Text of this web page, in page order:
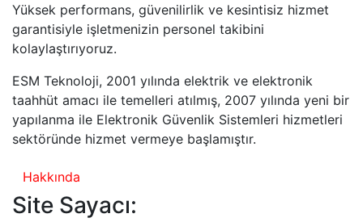
Yüksek performans, güvenilirlik ve kesintisiz hizmet
garantisiyle işletmenizin personel takibini
kolaylaştırıyoruz.
ESM Teknoloji, 2001 yılında elektrik ve elektronik
taahhüt amacı ile temelleri atılmış, 2007 yılında yeni bir
yapılanma ile Elektronik Güvenlik Sistemleri hizmetleri
sektöründe hizmet vermeye başlamıştır.
Hakkında
Site Sayacı: